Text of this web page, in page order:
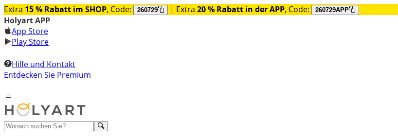
Extra 15 % Rabatt im SHOP, Code: 260729 | Extra 20 % Rabatt in der APP, Code: 260729APP
Holyart APP
App Store
Play Store
Hilfe und Kontakt
Entdecken Sie Premium